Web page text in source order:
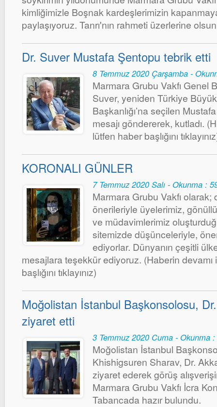
kimliğimizle Boşnak kardeşlerimizin
paylaşıyoruz. Tanrı'nın rahmeti üzerlerine olsun
Dr. Suver Mustafa Şentopu tebrik etti
8 Temmuz 2020 Çarşamba -
Marmara Grubu Vakfı Genel
Suver, yeniden Türkiye
Başkanlığı’na seçilen
mesajı göndererek, kutladı.
lütfen haber başlığını
KORONALI GÜNLER
7 Temmuz 2020 Salı - Okunma :
Marmara Grubu Vakfı
önerileriyle üyelerimiz,
ve müdavimlerimiz
sitemizde düşünceleriyle,
ediyorlar. Dünyanın çeşitli
mesajlara teşekkür ediyoruz. (Haberin
başlığını tıklayınız)
Moğolistan İstanbul Başkonsolosu,
ziyaret etti
3 Temmuz 2020 Cuma - Okunma
Moğolistan İstanbul
Khishigsuren Sharav, Dr.
ziyaret ederek görüş
Marmara Grubu Vakfı İcra
Tabancada hazır bulundu.